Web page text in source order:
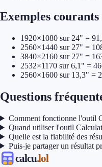
Exemples courants
1920×1080 sur 24" =
2560×1440 sur 27" =
3840×2160 sur 27" =
2532×1170 sur 6,1" =
2560×1600 sur 13,3" =
Questions
Comment fonctionne l'outil
Quand utiliser l'outil
Quelle est la fiabilité des
Puis-je partager un résultat
calcu.lol